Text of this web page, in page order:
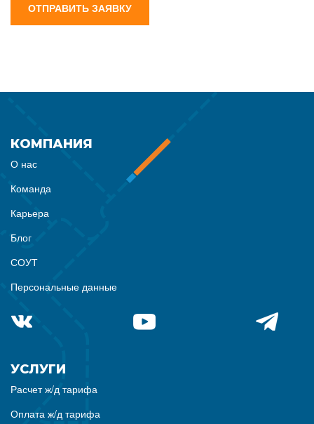
ОТПРАВИТЬ ЗАЯВКУ
КОМПАНИЯ
О нас
Команда
Карьера
Блог
СОУТ
Персональные данные
УСЛУГИ
Расчет ж/д тарифа
Оплата ж/д тарифа